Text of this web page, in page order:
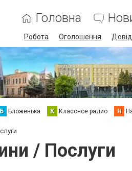
Головна
Робота Оголошення
Б Бложенька К Классное радио Н
/ Послуги